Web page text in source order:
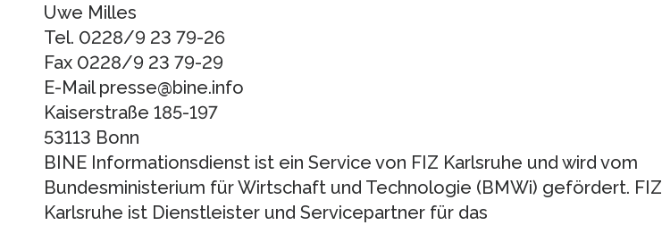
Uwe Milles
Tel. 0228/9 23 79-26
Fax 0228/9 23 79-29
E-Mail presse@bine.info
Kaiserstraße 185-197
53113 Bonn
BINE Informationsdienst ist ein Service von FIZ Karlsruhe und wird vom
Bundesministerium für Wirtschaft und Technologie (BMWi) gefördert. FIZ
Karlsruhe ist Dienstleister und Servicepartner für das